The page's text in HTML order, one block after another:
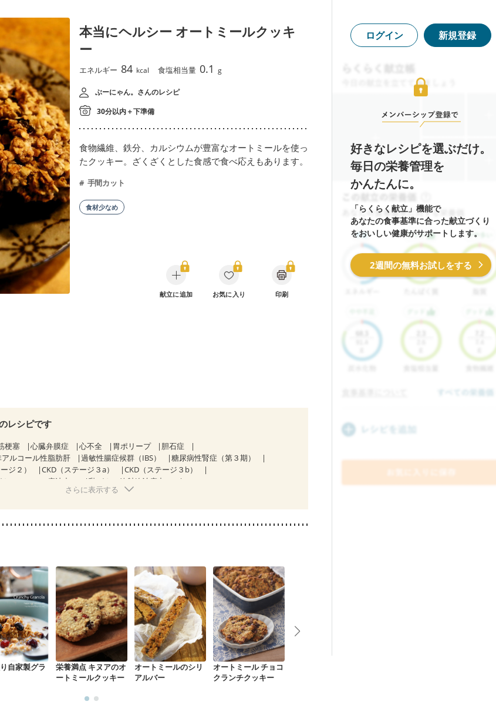
本当にヘルシー オートミールクッキ
ー
エネルギー 84 kcal 食塩相当量 0.1 g
ぶーにゃん。さんのレシピ
30分以内＋下準備
食物繊維、鉄分、カルシウムが豊富なオートミールを使っ
たクッキー。ざくざくとした食感で食べ応えもあります。
手間カット
食材少なめ
献立に追加 お気に入り 印刷
レシピです
梗塞 心臓弁膜症 心不全 胃ポリープ
胆石症
アルコール性脂肪肝 過敏性腸症候群（IBS）
糖尿病性腎症（第３期）
ジ２） CKD（ステージ３a）
CKD（ステージ３b）
（ホルモン療法中）
乳がん（放射線治療中）
妊娠中(初期)
妊婦健診・体重増加が気になる（初期）
さらに表示する
自家製グラ
栄養満点 キヌアのオ
ートミールクッキー
オートミールのシリ
アルバー
オートミール チョコ
クランチクッキー
ログイン 新規登録
好きなレシピを選ぶだけ。
毎日の栄養管理を
かんたんに。
「らくらく献立」機能で
あなたの食事基準に合った献立づくり
をおいしい健康がサポートします。
2週間の無料お試しをする